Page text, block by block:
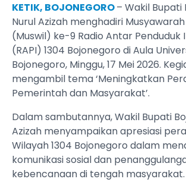
KETIK, BOJONEGORO– Wakil Bupati
Nurul Azizah menghadiri
(Muswil) ke-9 Radio Antar Penduduk
(RAPI) 1304 Bojonegoro di Aula
Bojonegoro, Minggu, 17 Mei 2026.
mengambil tema ‘Meningkatkan
Pemerintah dan Masyarakat’.
Dalam sambutannya, Wakil Bupati
Azizah menyampaikan apresiasi
Wilayah 1304 Bojonegoro dalam
komunikasi sosial dan
kebencanaan di tengah masyarakat.